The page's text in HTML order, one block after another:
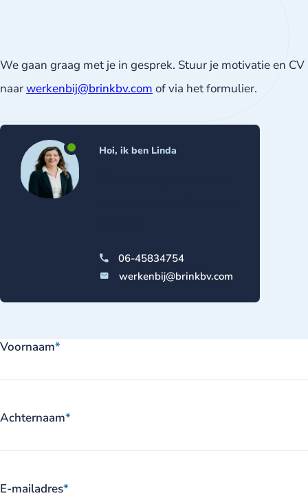
We gaan graag met je in gesprek. Stuur je motivatie en CV
naarwerkenbij@brinkbv.com of via het formulier.
Hoi, ik ben Linda
06-45834754
werkenbij@brinkbv.com
Voornaam*
Achternaam*
E-mailadres*